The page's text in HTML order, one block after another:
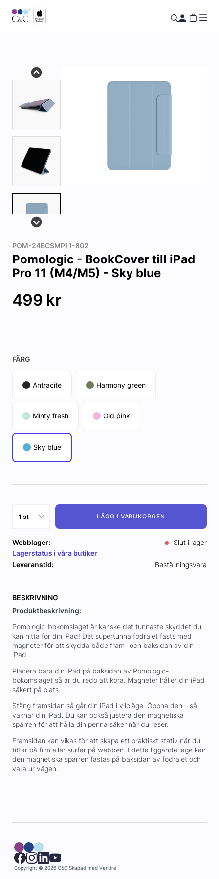
POM-24BCSMP11-802
Pomologic - BookCover till iPad
Pro 11 (M4/M5) - Sky blue
499 kr
FÄRG
Antracite Harmony green
Minty fresh Old pink
Sky blue
LÄGG I VARUKORGEN
Webblager:
Slut i lager
Lagerstatus i våra butiker
Leveranstid:
Beställningsvara
BESKRIVNING
Produktbeskrivning:
Pomologic-bokomslaget är kanske det tunnaste skyddet du
kan hitta för din iPad! Det supertunna fodralet fästs med
magneter för att skydda både fram- och baksidan av din
iPad.
Placera bara din iPad på baksidan av Pomologic-
bokomslaget så är du redo att köra. Magneter håller din iPad
säkert på plats.
Stäng framsidan så går din iPad i viloläge. Öppna den – så
vaknar din iPad. Du kan också justera den magnetiska
spärren för att hålla din penna säker när du reser.
Framsidan kan vikas för att skapa ett praktiskt stativ när du
tittar på film eller surfar på webben. I detta liggande läge kan
den magnetiska spärren fästas på baksidan av fodralet och
vara ur vägen.
Copyright © 2026 C&C Skapad med Vendre